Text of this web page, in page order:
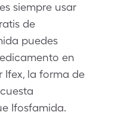
siempre usar
de
puedes
en
la forma de
Ifosfamida.